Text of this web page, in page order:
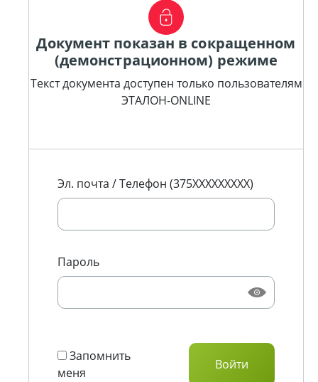
Документ показан в сокращенном
(демонстрационном) режиме
Текст документа доступен только пользователям
ЭТАЛОН-ONLINE
Эл. почта / Телефон (375XXXXXXXXX)
Пароль
Запомнить
меня